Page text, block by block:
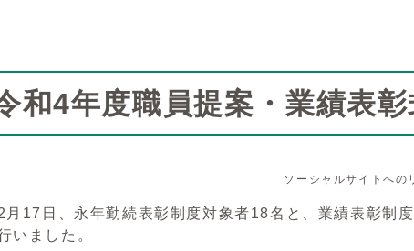
和4年度職員提案・業績表
ソーシャルサイトへの
17日、永年勤続表彰制度対象者18名と、業績表彰制
いました。